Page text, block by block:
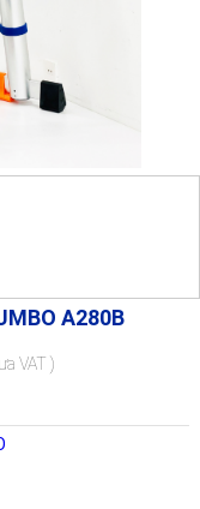
A280B
VAT )